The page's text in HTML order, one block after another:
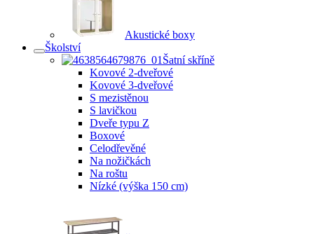
Akustické boxy
Školství
Šatní skříně
Kovové 2-dveřové
Kovové 3-dveřové
S mezistěnou
S lavičkou
Dveře typu Z
Boxové
Celodřevěné
Na nožičkách
Na roštu
Nízké (výška 150 cm)